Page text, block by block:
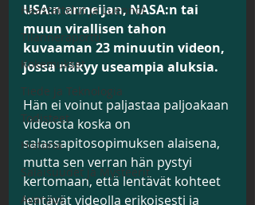
Haastattelut ja Luennot
Tilanneraportti
Kokemukset
Tiede ja Teknologia
Todisteet
Historia
Salaisuudet ja Mysteerit
Avaruus
USA:n armeijan, NASA:n tai
muun virallisen tahon
kuvaaman 23 minuutin videon,
jossa näkyy useampia aluksia.
Hän ei voinut paljastaa paljoakaan
videosta koska on
salassapitosopimuksen alaisena,
mutta sen verran hän pystyi
kertomaan, että lentävät kohteet
lentävät videolla erikoisesti ja